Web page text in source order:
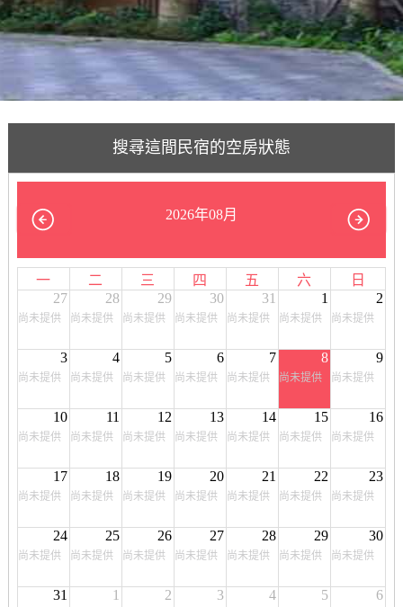
搜尋這間民宿的空房狀態
2026年08月
一 二 三 四 五 六
日
27
尚未提供
28
尚未提供
29
尚未提供
30
尚未提供
31
尚未提供
1
尚未提供
2
尚未提供
3
尚未提供
4
尚未提供
5
尚未提供
6
尚未提供
7
尚未提供
8
尚未提供
9
尚未提供
10
尚未提供
11
尚未提供
12
尚未提供
13
尚未提供
14
尚未提供
15
尚未提供
16
尚未提供
17
尚未提供
18
尚未提供
19
尚未提供
20
尚未提供
21
尚未提供
22
尚未提供
23
尚未提供
24
尚未提供
25
尚未提供
26
尚未提供
27
尚未提供
28
尚未提供
29
尚未提供
30
尚未提供
31 1 2 3 4 5 6